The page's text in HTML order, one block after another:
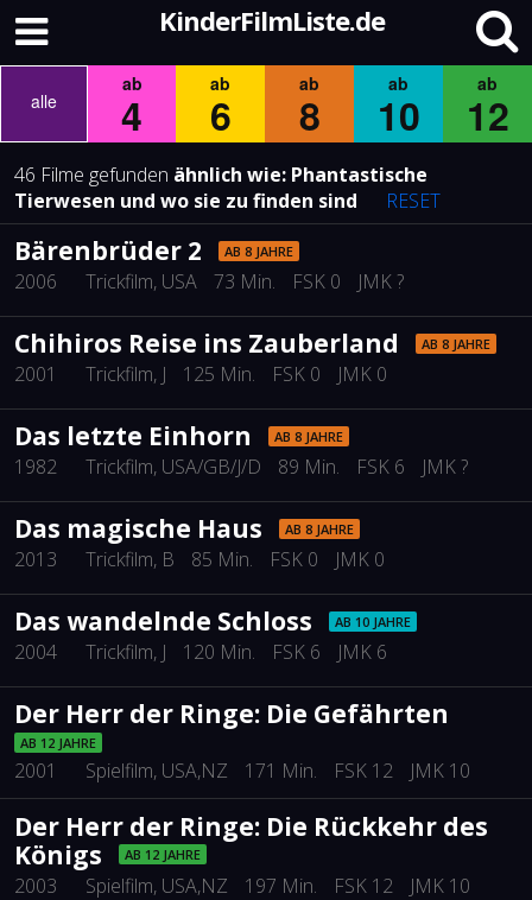
KinderFilmListe.de
alle
ab
4
ab
6
ab
8
ab
10
ab
12
46 Filme gefunden ähnlich wie: Phantastische
Tierwesen und wo sie zu finden sind
RESET
Bärenbrüder 2 AB 8 JAHRE
2006 Trickfilm, USA 73 Min. FSK 0 JMK ?
Chihiros Reise ins Zauberland AB 8 JAHRE
2001 Trickfilm, J 125 Min. FSK 0 JMK 0
Das letzte Einhorn AB 8 JAHRE
1982 Trickfilm, USA/GB/J/D 89 Min. FSK 6 JMK ?
Das magische Haus AB 8 JAHRE
2013 Trickfilm, B 85 Min. FSK 0 JMK 0
Das wandelnde Schloss AB 10 JAHRE
2004 Trickfilm, J 120 Min. FSK 6 JMK 6
Der Herr der Ringe: Die Gefährten
AB 12 JAHRE
2001 Spielfilm, USA,NZ 171 Min. FSK 12 JMK 10
Der Herr der Ringe: Die Rückkehr des
Königs
AB 12 JAHRE
2003 Spielfilm, USA,NZ 197 Min. FSK 12 JMK 10